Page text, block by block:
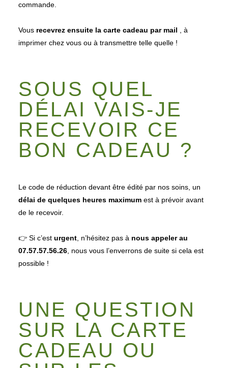
commande.
Vous recevrez ensuite la carte cadeau par mail
, à
imprimer chez vous ou à transmettre telle quelle !
SOUS QUEL
DÉLAI VAIS-JE
RECEVOIR CE
BON CADEAU ?
Le code de réduction devant être édité par nos soins, un
délai de quelques heures maximum est à prévoir avant
de le recevoir.
👉 Si c’est urgent , n’hésitez pas à nous appeler au
07.57.57.56.26 , nous vous l’enverrons de suite si cela est
possible !
UNE QUESTION
SUR LA CARTE
CADEAU OU